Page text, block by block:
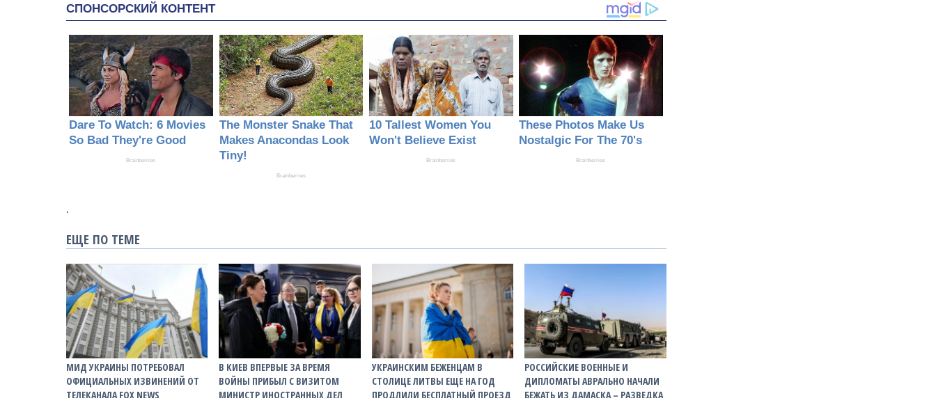
.
ЕЩЕ ПО ТЕМЕ
МИД УКРАИНЫ ПОТРЕБОВАЛ
ОФИЦИАЛЬНЫХ ИЗВИНЕНИЙ ОТ
ТЕЛЕКАНАЛА FOX NEWS
В КИЕВ ВПЕРВЫЕ ЗА ВРЕМЯ
ВОЙНЫ ПРИБЫЛ С ВИЗИТОМ
МИНИСТР ИНОСТРАННЫХ ДЕЛ
УКРАИНСКИМ БЕЖЕНЦАМ В
СТОЛИЦЕ ЛИТВЫ ЕЩЕ НА ГОД
ПРОДЛИЛИ БЕСПЛАТНЫЙ ПРОЕЗД
РОССИЙСКИЕ ВОЕННЫЕ И
ДИПЛОМАТЫ АВРАЛЬНО НАЧАЛИ
БЕЖАТЬ ИЗ ДАМАСКА – РАЗВЕДКА